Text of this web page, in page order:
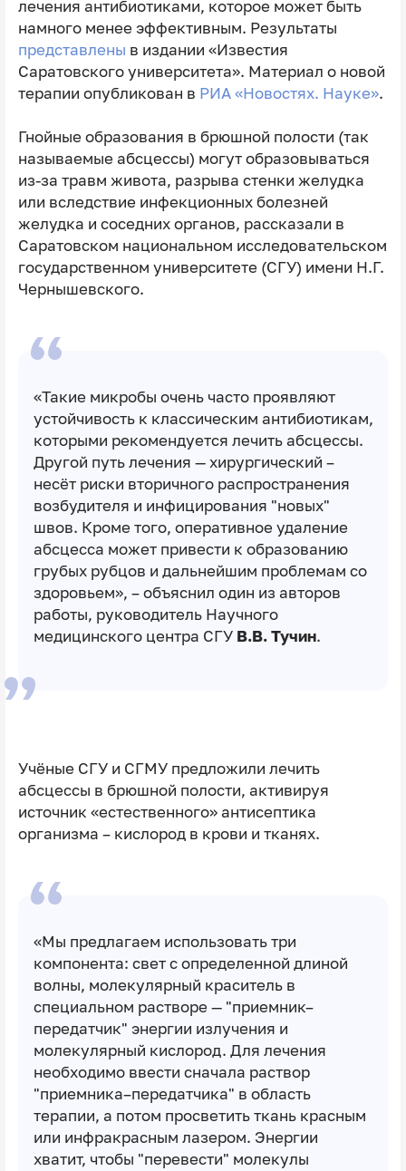
лечения антибиотиками, которое может быть
намного менее эффективным. Результаты
представлены в издании «Известия
Саратовского университета». Материал о новой
терапии опубликован в РИА «Новостях. Науке».
Гнойные образования в брюшной полости (так
называемые абсцессы) могут образовываться
из-за травм живота, разрыва стенки желудка
или вследствие инфекционных болезней
желудка и соседних органов, рассказали в
Саратовском национальном исследовательском
государственном университете (СГУ) имени Н.Г.
Чернышевского.
«Такие микробы очень часто проявляют
устойчивость к классическим антибиотикам,
которыми рекомендуется лечить абсцессы.
Другой путь лечения — хирургический –
несёт риски вторичного распространения
возбудителя и инфицирования "новых"
швов. Кроме того, оперативное удаление
абсцесса может привести к образованию
грубых рубцов и дальнейшим проблемам со
здоровьем», – объяснил один из авторов
работы, руководитель Научного
медицинского центра СГУ В.В. Тучин.
Учёные СГУ и СГМУ предложили лечить
абсцессы в брюшной полости, активируя
источник «естественного» антисептика
организма – кислород в крови и тканях.
«Мы предлагаем использовать три
компонента: свет с определенной длиной
волны, молекулярный краситель в
специальном растворе — "приемник–
передатчик" энергии излучения и
молекулярный кислород. Для лечения
необходимо ввести сначала раствор
"приемника–передатчика" в область
терапии, а потом просветить ткань красным
или инфракрасным лазером. Энергии
хватит, чтобы "перевести" молекулы